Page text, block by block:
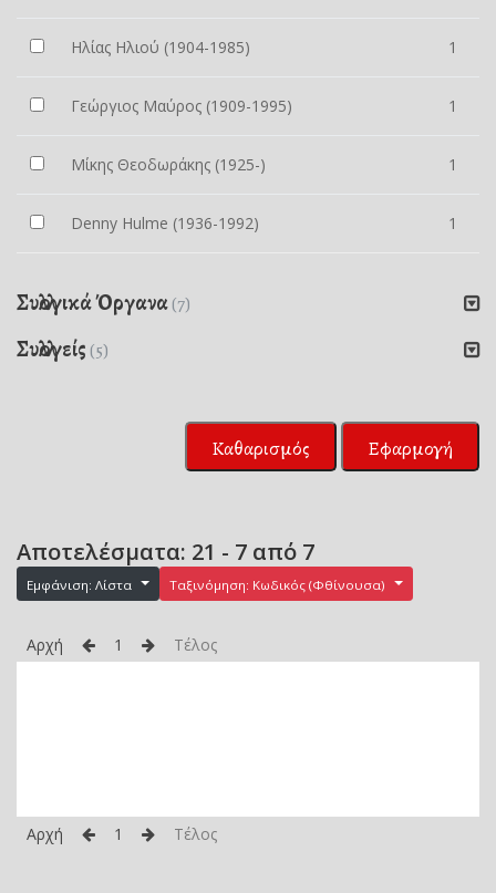
Ηλίας Ηλιού (1904-1985) 1
Γεώργιος Μαύρος (1909-1995) 1
Μίκης Θεοδωράκης (1925-) 1
Denny Hulme (1936-1992) 1
Συλλογικά Όργανα(7)
Συλλογείς (5)
Καθαρισμός Εφαρμογή
Αποτελέσματα: 21 - 7 από 7
Εμφάνιση: Λίστα Ταξινόμηση: Κωδικός (Φθίνουσα)
Αρχή 1 Τέλος
Αρχή 1 Τέλος